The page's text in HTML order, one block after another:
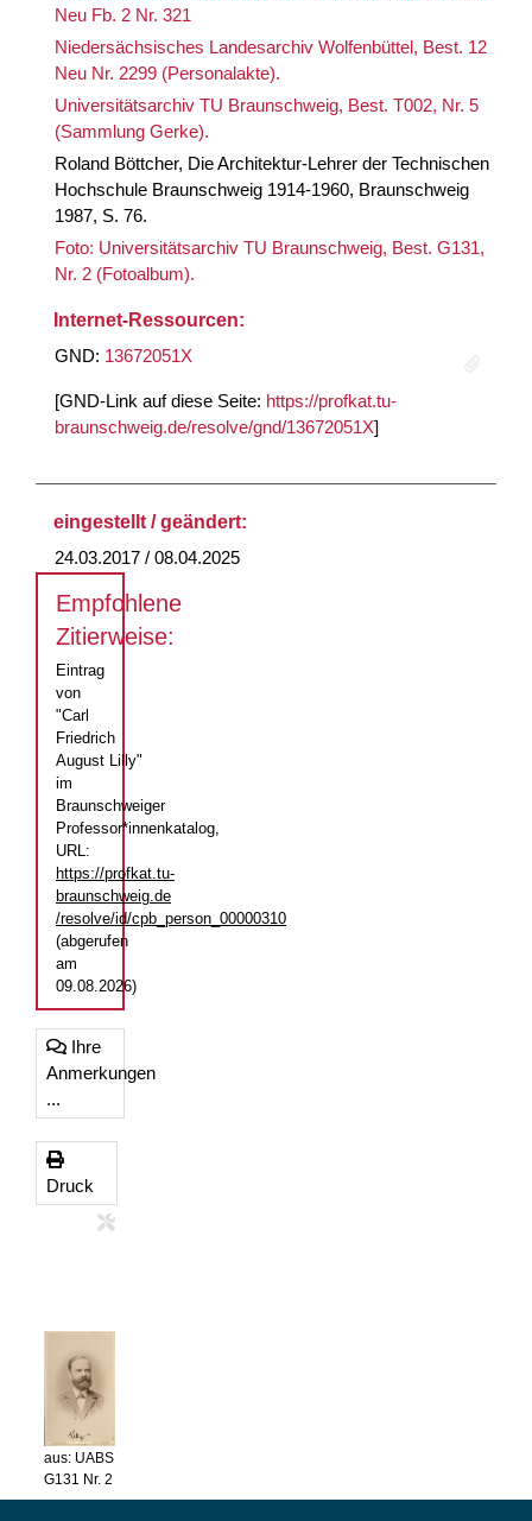
Neu Fb. 2 Nr. 321
Niedersächsisches Landesarchiv Wolfenbüttel, Best. 12
Neu Nr. 2299 (Personalakte).
Universitätsarchiv TU Braunschweig, Best. T002, Nr. 5
(Sammlung Gerke).
Roland Böttcher, Die Architektur-Lehrer der Technischen
Hochschule Braunschweig 1914-1960, Braunschweig
1987, S. 76.
Foto: Universitätsarchiv TU Braunschweig, Best. G131,
Nr. 2 (Fotoalbum).
Internet-Ressourcen:
GND: 13672051X
[GND-Link auf diese Seite: https://profkat.tu-
braunschweig.de/resolve/gnd/13672051X]
eingestellt / geändert:
24.03.2017 / 08.04.2025
Empfohlene
Zitierweise:
Eintrag
von
"Carl
Friedrich
August Lilly"
im
Braunschweiger
Professor*innenkatalog,
URL:
https://profkat.tu-
braunschweig.de
/resolve/id/cpb_person_00000310
(abgerufen
am
09.08.2026)
Ihre
Anmerkungen
...
Druck
aus: UABS
G131 Nr. 2